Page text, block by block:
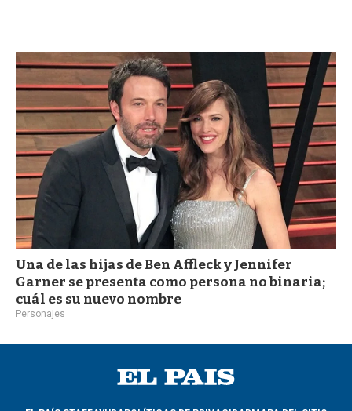
d
a
Una de las hijas de Ben Affleck y Jennifer
Garner se presenta como persona no binaria;
cuál es su nuevo nombre
Personajes